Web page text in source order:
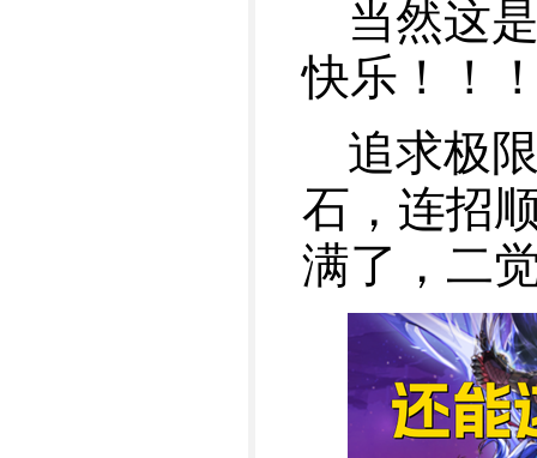
当然这
快乐！！
追求极
石，连招
满了，二